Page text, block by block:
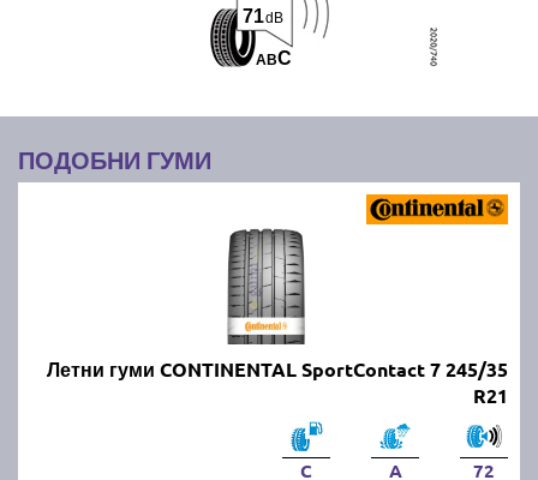
ABC
71dB
ПОДОБНИ ГУМИ
Летни гуми CONTINENTAL SportContact 7 245/35
R21
C A 72